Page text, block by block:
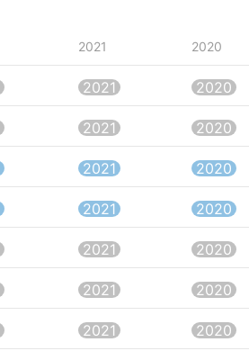
2021 2020
2021 2020
2021 2020
2021 2020
2021 2020
2021 2020
2021 2020
2021 2020